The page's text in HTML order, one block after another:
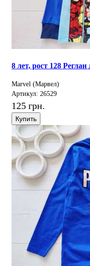
8 лет, рост 128
Marvel (Марвел)
Артикул: 26529
125 грн.
Купить